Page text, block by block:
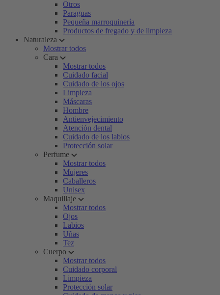
Otros
Paraguas
Pequeña marroquinería
Productos de fregado y de limpieza
Naturaleza
Mostrar todos
Cara
Mostrar todos
Cuidado facial
Cuidado de los ojos
Limpieza
Máscaras
Hombre
Antienvejecimiento
Atención dental
Cuidado de los labios
Protección solar
Perfume
Mostrar todos
Mujeres
Caballeros
Unisex
Maquillaje
Mostrar todos
Ojos
Labios
Uñas
Tez
Cuerpo
Mostrar todos
Cuidado corporal
Limpieza
Protección solar